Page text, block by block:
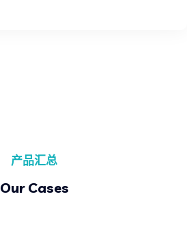
产品汇总
Our Cases